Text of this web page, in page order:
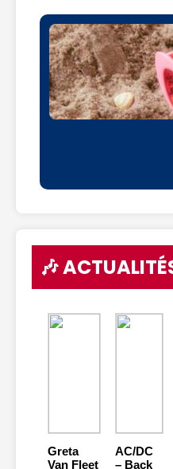
🎶
Greta
Van Fleet
AC/DC
– Back